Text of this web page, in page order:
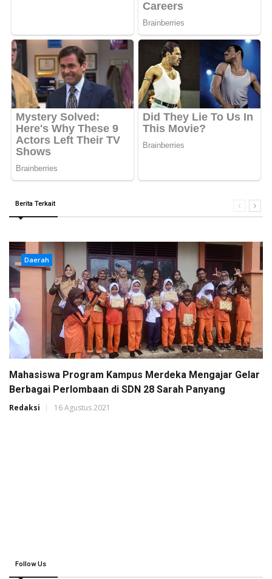
Berita Terkait
Daerah
Mahasiswa Program Kampus Merdeka Mengajar Gelar
Berbagai Perlombaan di SDN 28 Sarah Panyang
Redaksi 16 Agustus 2021
Follow Us